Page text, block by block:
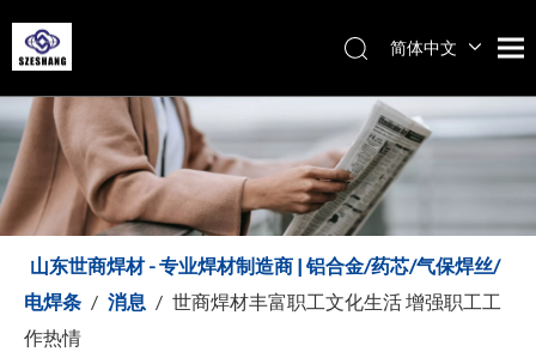
简体中文
Italiano
English
山东世商焊材 - 专业焊材制造商 | 铝合金/药芯/气保焊丝/
电焊条 / 消息 / 世商焊材丰富职工文化生活 增强职工工
作热情